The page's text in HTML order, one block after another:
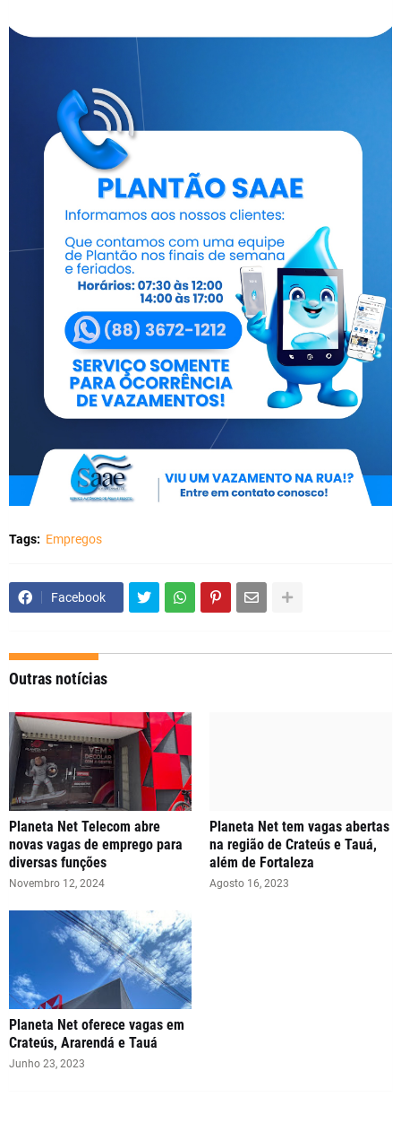
Tags: Empregos
Facebook
Outras notícias
Planeta Net Telecom abre
novas vagas de emprego para
diversas funções
Novembro 12, 2024
Planeta Net tem vagas abertas
na região de Crateús e Tauá,
além de Fortaleza
Agosto 16, 2023
Planeta Net oferece vagas em
Crateús, Ararendá e Tauá
Junho 23, 2023